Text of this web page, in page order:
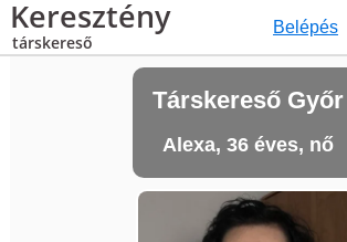
Keresztény
társkereső
Belépés
Társkereső Győr
Alexa, 36 éves, nő